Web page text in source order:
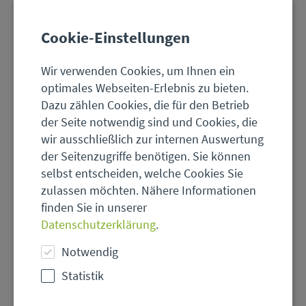
Beruflicher
Naturschutz
Cookie-Einstellungen
Wir verwenden Cookies, um Ihnen ein
optimales Webseiten-Erlebnis zu bieten.
Dazu zählen Cookies, die für den Betrieb
der Seite notwendig sind und Cookies, die
wir ausschließlich zur internen Auswertung
der Seitenzugriffe benötigen. Sie können
selbst entscheiden, welche Cookies Sie
zulassen möchten. Nähere Informationen
finden Sie in unserer
Datenschutzerklärung.
Notwendig
Statistik